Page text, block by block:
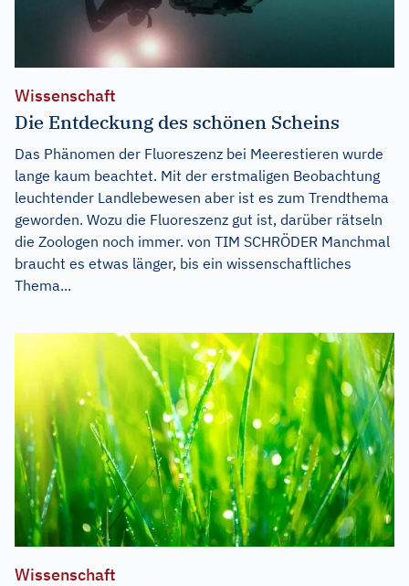
Wissenschaft
Die Entdeckung des schönen Scheins
Das Phänomen der Fluoreszenz bei Meerestieren wurde
lange kaum beachtet. Mit der erstmaligen Beobachtung
leuchtender Landlebewesen aber ist es zum Trendthema
geworden. Wozu die Fluoreszenz gut ist, darüber rätseln
die Zoologen noch immer. von TIM SCHRÖDER Manchmal
braucht es etwas länger, bis ein wissenschaftliches
Thema...
Wissenschaft